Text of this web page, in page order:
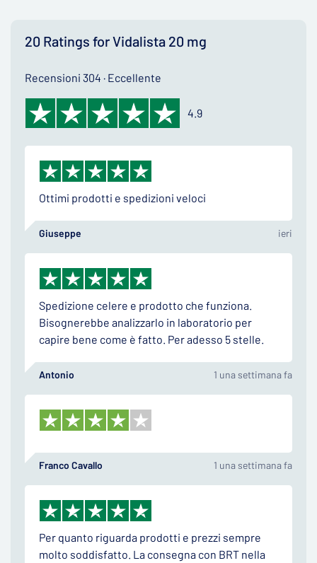
20 Ratings for Vidalista 20 mg
Recensioni 304 · Eccellente
4.9
Ottimi prodotti e spedizioni veloci
Giuseppe ieri
Spedizione celere e prodotto che funziona.
Bisognerebbe analizzarlo in laboratorio per
capire bene come è fatto. Per adesso 5 stelle.
Antonio 1 una settimana fa
Franco Cavallo 1 una settimana fa
Per quanto riguarda prodotti e prezzi sempre
molto soddisfatto. La consegna con BRT nella